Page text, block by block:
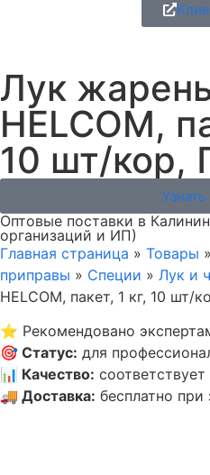
Лук
HELCOM,
10 шт/кор,
Оптовые поставки в
организаций и ИП)
Главная страница » Товары »
приправы » Специи » Лук и
HELCOM, пакет, 1 кг, 10 шт/
⭐ Рекомендовано
🎯 Статус: для
📊 Качество:
🚚 Доставка: бесплатно при